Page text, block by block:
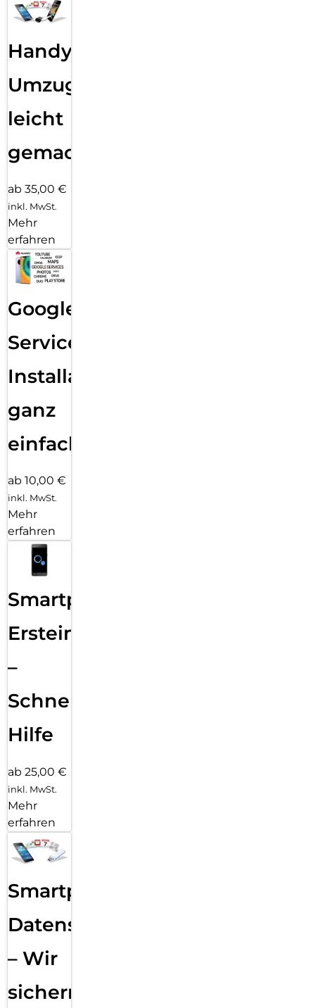
Handy
Umzug
leicht
gemacht!
ab 35,00 €
inkl. MwSt.
Mehr
erfahren
Google
Services
Installation
ganz
einfach
ab 10,00 €
inkl. MwSt.
Mehr
erfahren
Smartphone
Ersteinrichtung
–
Schnelle
Hilfe
ab 25,00 €
inkl. MwSt.
Mehr
erfahren
Smartphone
Datensicherung
– Wir
sichern